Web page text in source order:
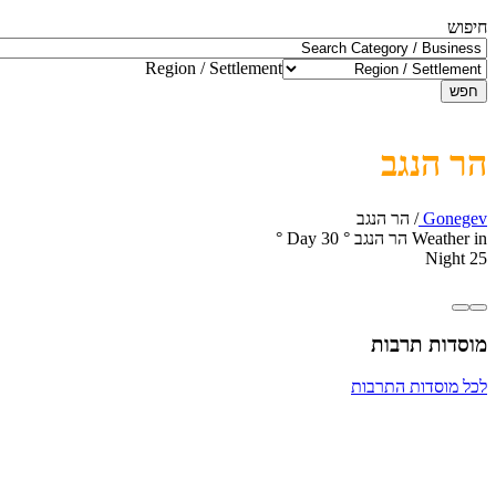
חיפוש
Region / Settlement
חפש
הר הנגב
Gonegev
/ הר הנגב
Weather in הר הנגב
°
30
Day
°
25
Night
מוסדות תרבות
לכל מוסדות התרבות